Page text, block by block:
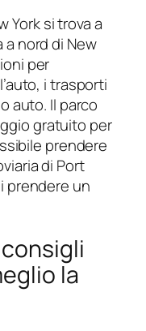
York si trova a
a nord di New
per
i trasporti
auto. Il parco
gratuito per
prendere
di Port
prendere un
la